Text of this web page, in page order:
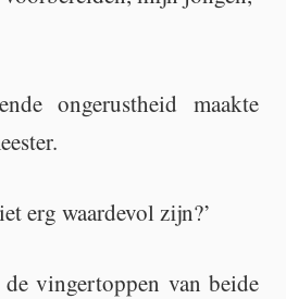
on­ge­rust­heid maak­te
erg waar­de­vol zijn?’
vin­ger­top­pen van beide